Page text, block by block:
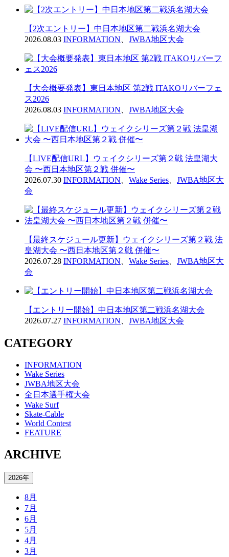
【2次エントリー】中日本地区第二戦浜名湖大会
2026.08.03 INFORMATION JWBA地区大会
【大会概要発表】東日本地区 第2戦 ITAKOリバーフェ
ス2026
2026.08.03 INFORMATION JWBA地区大会
【LIVE配信URL】ウェイクシリーズ第２戦 法皇湖大
会 〜西日本地区第２戦 併催〜
2026.07.30 INFORMATION Wake Series
JWBA地区大
会
【最終スケジュール更新】ウェイクシリーズ第２戦 法
皇湖大会 〜西日本地区第２戦 併催〜
2026.07.28 INFORMATION Wake Series
JWBA地区大
会
【エントリー開始】中日本地区第二戦浜名湖大会
2026.07.27 INFORMATION JWBA地区大会
CATEGORY
INFORMATION
Wake Series
JWBA地区大会
全日本選手権大会
Wake Surf
Skate-Cable
World Contest
FEATURE
ARCHIVE
2026年
8月
7月
6月
5月
4月
3月